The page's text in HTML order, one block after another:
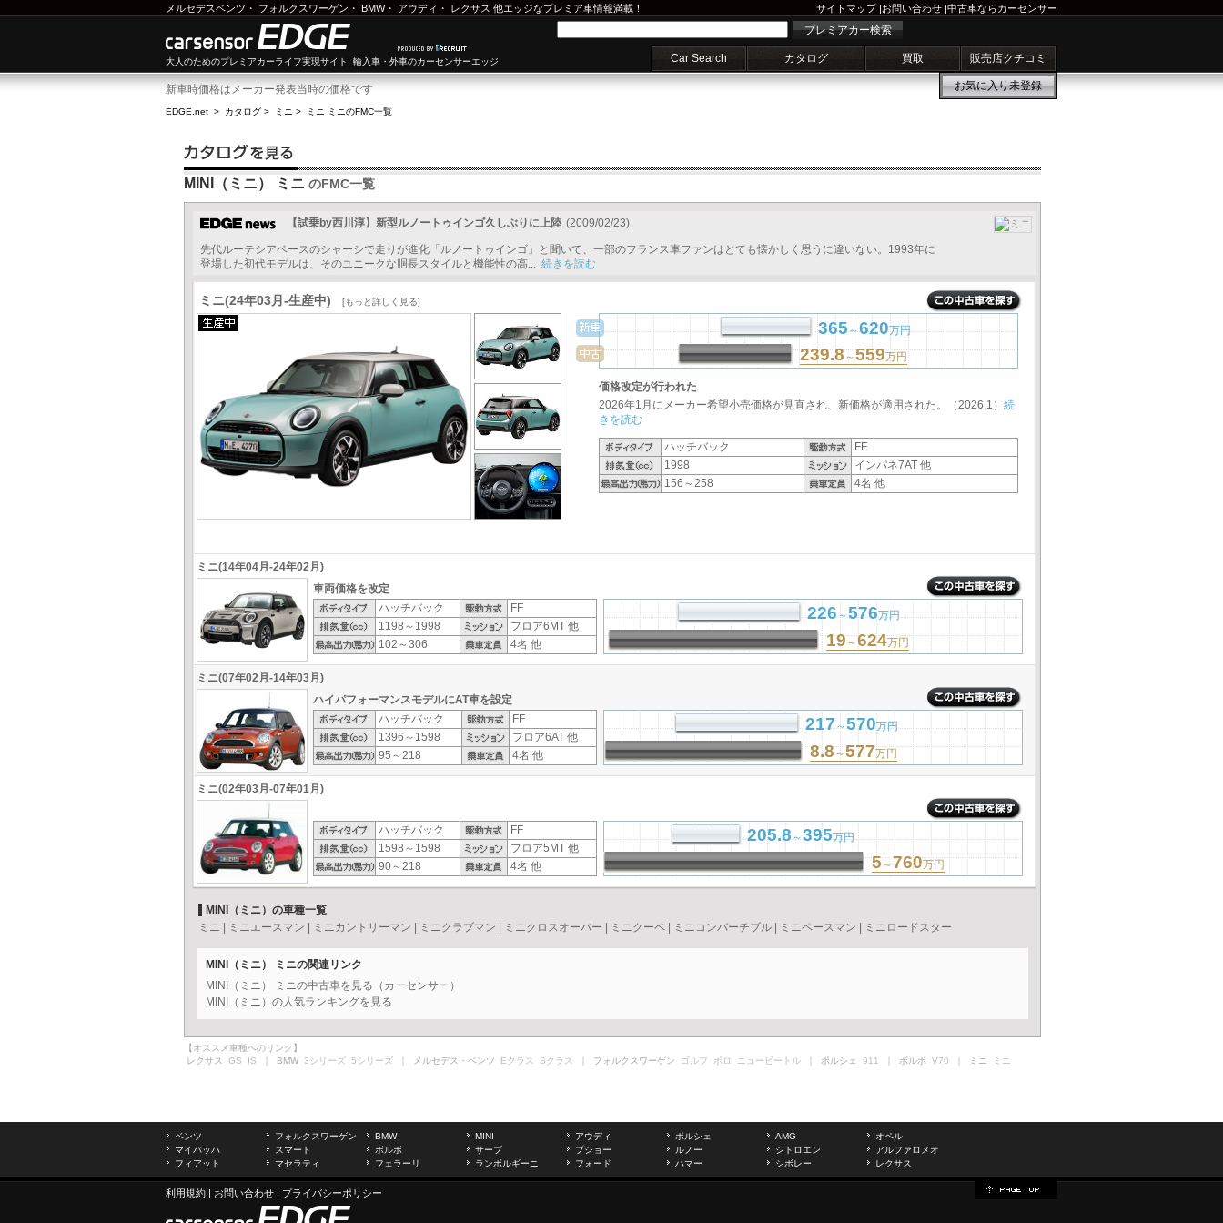
メルセデスベンツ ・ フォルクスワーゲン ・ BMW・ アウディ ・ レクサス 他エッジなプレミア車情報満載！ サイトマップ|お問い合わせ |中古車ならカーセンサー
大人のためのプレミアカーライフ実現サイト 輸入車・外車のカーセンサーエッジ
プレミアカー検索
Car Search カタログ 買取 販売店クチコミ
お気に入り未登録
新車時価格はメーカー発表当時の価格です
EDGE.net > カタログ > ミニ > ミニ ミニのFMC一覧
MINI（ミニ） ミニ のFMC一覧
【試乗by西川淳】新型ルノートゥインゴ久しぶりに上陸 (2009/02/23)
先代ルーテシアベースのシャーシで走りが進化「ルノートゥインゴ」と聞いて、一部のフランス車ファンはとても懐かしく思うに違いない。1993年に
登場した初代モデルは、そのユニークな胴長スタイルと機能性の高... 続きを読む
ミニ(24年03月-生産中) [もっと詳しく見る]
365～620万円
239.8 ～559万円
価格改定が行われた
2026年1月にメーカー希望小売価格が見直され、新価格が適用された。（2026.1） 続
きを読む
ハッチバック
FF
1998
インパネ7AT 他
156～258
4名 他
ミニ(14年04月-24年02月)
車両価格を改定
ハッチバック
FF
1198～1998
フロア6MT 他
102～306
4名 他
226～576万円
19～624万円
ミニ(07年02月-14年03月)
ハイパフォーマンスモデルにAT車を設定
ハッチバック
FF
1396～1598
フロア6AT 他
95～218
4名 他
217～570万円
8.8 ～577万円
ミニ(02年03月-07年01月)
ハッチバック
FF
1598～1598
フロア5MT 他
90～218
4名 他
205.8～395万円
5 ～760万円
MINI（ミニ）の車種一覧
ミニ
ミニエースマン ミニカントリーマン ミニクラブマン ミニクロスオーバー ミニクーペ ミニコンバーチブル ミニペースマン ミニロードスター
MINI（ミニ） ミニの関連リンク
MINI（ミニ） ミニの中古車を見る（カーセンサー）
MINI（ミニ）の人気ランキングを見る
【オススメ車種へのリンク】
レクサス GS IS ｜ BMW 3シリーズ 5シリーズ ｜ メルセデス・ベンツ Eクラス Sクラス ｜ フォルクスワーゲン ゴルフ ポロ ニュービートル ｜ ポルシェ 911 ｜ ボルボ V70 ｜ ミニ ミニ
ベンツ フォルクスワーゲン BMW MINI アウディ ポルシェ AMG
オペル
マイバッハ
スマート ボルボ サーブ プジョー ルノー シトロエン
アルファロメオ
フィアット
マセラティ フェラーリ ランボルギーニ フォード ハマー シボレー レクサス
利用規約 | お問い合わせ | プライバシーポリシー